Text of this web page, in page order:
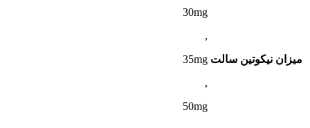
میزان نیکوتین سالت
30mg
,
35mg
,
50mg